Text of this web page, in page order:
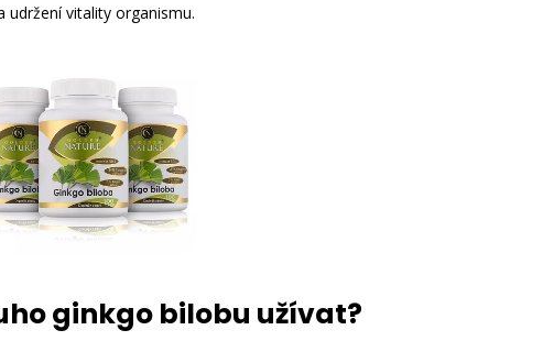
udržení vitality organismu.
ginkgo bilobu užívat?